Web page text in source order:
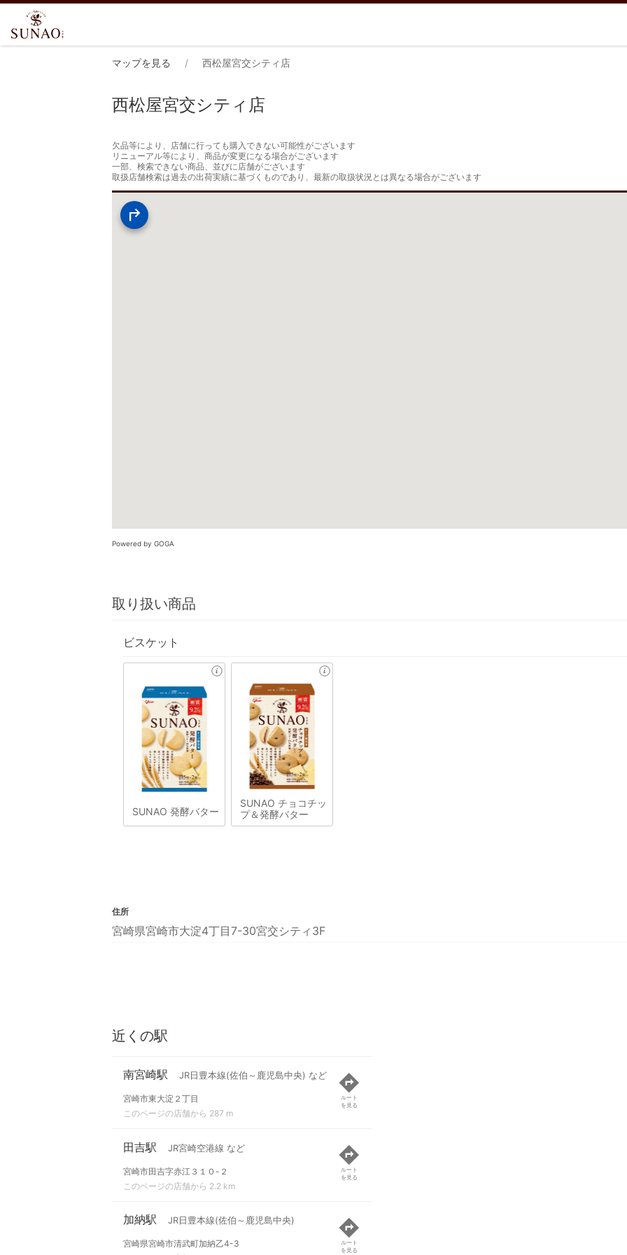
マップを見る 西松屋宮交シティ店
西松屋宮交シティ店
欠品等により、店舗に行っても購入できない可能性がございます
リニューアル等により、商品が変更になる場合がございます
一部、検索できない商品、並びに店舗がございます
取扱店舗検索は過去の出荷実績に基づくものであり、最新の取扱状況とは異なる場合がございます
Powered by GOGA
取り扱い商品
ビスケット
SUNAO 発酵バター
SUNAO チョコチッ
プ＆発酵バター
住所
宮崎県宮崎市大淀4丁目7-30宮交シティ3F
近くの駅
南宮崎駅 JR日豊本線(佐伯～鹿児島中央) など
宮崎市東大淀２丁目
このページの店舗から 287 m
ルート
を見る
田吉駅 JR宮崎空港線 など
宮崎市田吉字赤江３１０-２
このページの店舗から 2.2 km
ルート
を見る
加納駅 JR日豊本線(佐伯～鹿児島中央)
宮崎県宮崎市清武町加納乙4-3
ルート
を見る